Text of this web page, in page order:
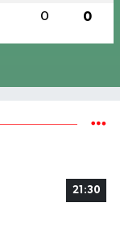
0 0
21:30